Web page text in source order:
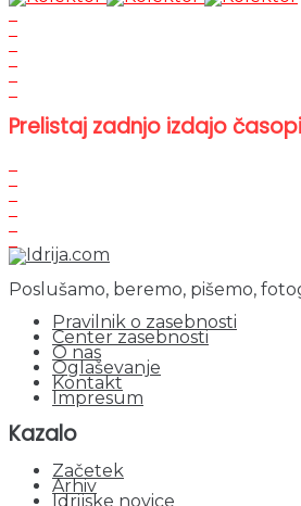
Prelistaj zadnjo izdajo
Poslušamo, beremo, pišemo,
Pravilnik o zasebnosti
Center zasebnosti
O nas
Oglaševanje
Kontakt
Impresum
Kazalo
Začetek
Arhiv
Idrijske novice